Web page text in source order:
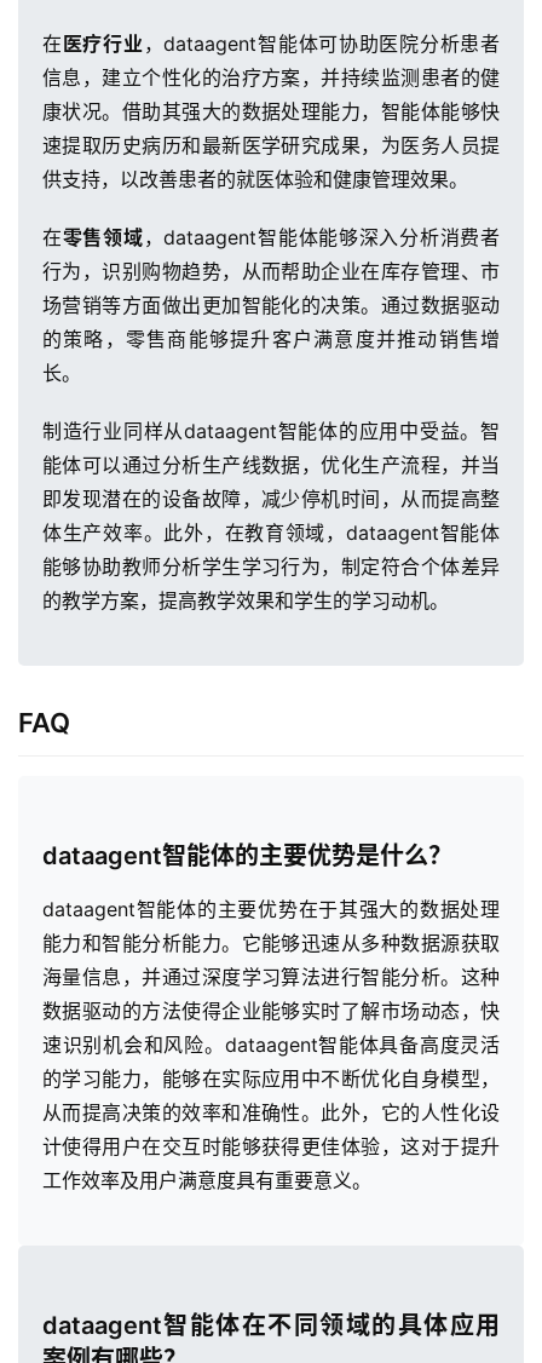
生
态
合
作
支
解
在 医疗行业，dataagent智能体可协助医院分析患者
信息，建立个性化的治疗方案，并持续监测患者的健
康状况。借助其强大的数据处理能力，智能体能够快
速提取历史病历和最新医学研究成果，为医务人员提
供支持，以改善患者的就医体验和健康管理效果。
在零售领域，dataagent智能体能够深入分析消费者
行为，识别购物趋势，从而帮助企业在库存管理、市
场营销等方面做出更加智能化的决策。通过数据驱动
的策略，零售商能够提升客户满意度并推动销售增
长。
制造行业同样从dataagent智能体的应用中受益。智
能体可以通过分析生产线数据，优化生产流程，并当
即发现潜在的设备故障，减少停机时间，从而提高整
体生产效率。此外，在教育领域，dataagent智能体
能够协助教师分析学生学习行为，制定符合个体差异
的教学方案，提高教学效果和学生的学习动机。
FAQ
dataagent智能体的主要优势是什么？
dataagent智能体的主要优势在于其强大的数据处理
能力和智能分析能力。它能够迅速从多种数据源获取
海量信息，并通过深度学习算法进行智能分析。这种
数据驱动的方法使得企业能够实时了解市场动态，快
速识别机会和风险。dataagent智能体具备高度灵活
的学习能力，能够在实际应用中不断优化自身模型，
从而提高决策的效率和准确性。此外，它的人性化设
计使得用户在交互时能够获得更佳体验，这对于提升
工作效率及用户满意度具有重要意义。
dataagent智能体在不同领域的具体应用